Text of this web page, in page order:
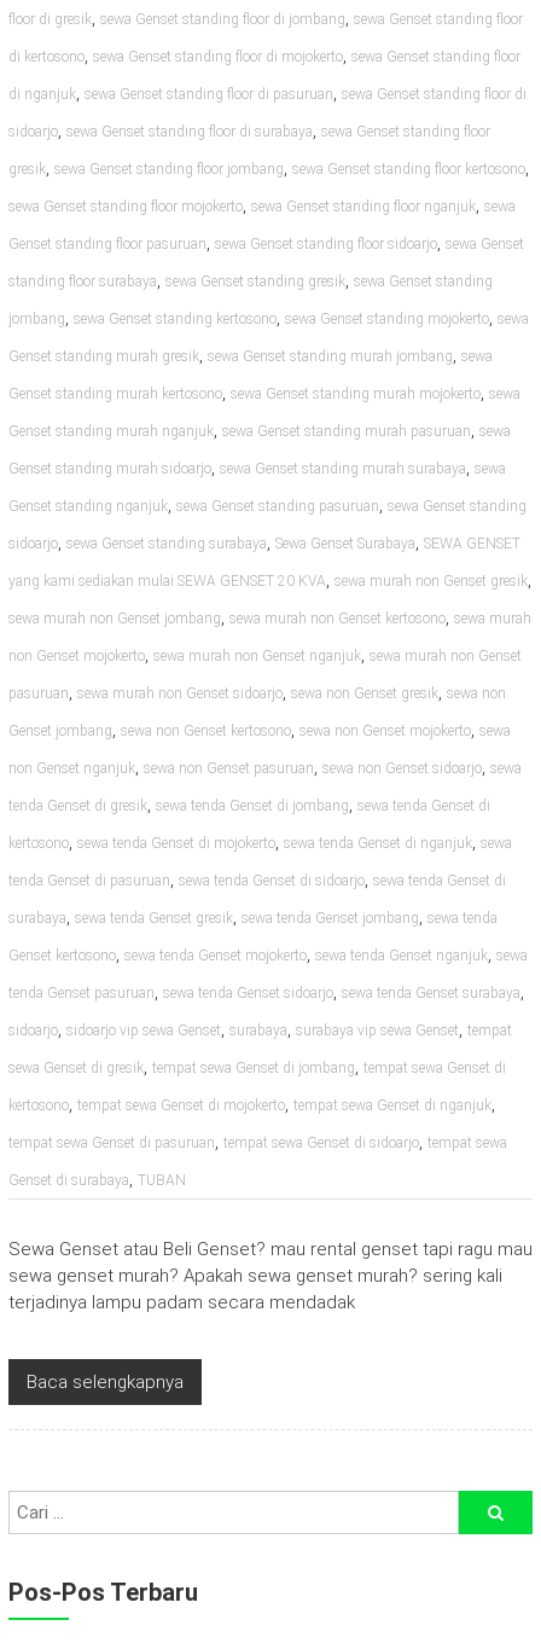
floor di gresik, sewa Genset standing floor di jombang, sewa Genset standing floor
di kertosono, sewa Genset standing floor di mojokerto, sewa Genset standing floor
di nganjuk, sewa Genset standing floor di pasuruan, sewa Genset standing floor di
sidoarjo, sewa Genset standing floor di surabaya, sewa Genset standing floor
gresik, sewa Genset standing floor jombang, sewa Genset standing floor kertosono,
sewa Genset standing floor mojokerto, sewa Genset standing floor nganjuk, sewa
Genset standing floor pasuruan, sewa Genset standing floor sidoarjo, sewa Genset
standing floor surabaya, sewa Genset standing gresik, sewa Genset standing
jombang, sewa Genset standing kertosono, sewa Genset standing mojokerto, sewa
Genset standing murah gresik, sewa Genset standing murah jombang, sewa
Genset standing murah kertosono, sewa Genset standing murah mojokerto, sewa
Genset standing murah nganjuk, sewa Genset standing murah pasuruan, sewa
Genset standing murah sidoarjo, sewa Genset standing murah surabaya, sewa
Genset standing nganjuk, sewa Genset standing pasuruan, sewa Genset standing
sidoarjo, sewa Genset standing surabaya, Sewa Genset Surabaya, SEWA GENSET
yang kami sediakan mulai SEWA GENSET 20 KVA, sewa murah non Genset gresik,
sewa murah non Genset jombang, sewa murah non Genset kertosono, sewa murah
non Genset mojokerto, sewa murah non Genset nganjuk, sewa murah non Genset
pasuruan, sewa murah non Genset sidoarjo, sewa non Genset gresik, sewa non
Genset jombang, sewa non Genset kertosono, sewa non Genset mojokerto, sewa
non Genset nganjuk, sewa non Genset pasuruan, sewa non Genset sidoarjo, sewa
tenda Genset di gresik, sewa tenda Genset di jombang, sewa tenda Genset di
kertosono, sewa tenda Genset di mojokerto, sewa tenda Genset di nganjuk, sewa
tenda Genset di pasuruan, sewa tenda Genset di sidoarjo, sewa tenda Genset di
surabaya, sewa tenda Genset gresik, sewa tenda Genset jombang, sewa tenda
Genset kertosono, sewa tenda Genset mojokerto, sewa tenda Genset nganjuk, sewa
tenda Genset pasuruan, sewa tenda Genset sidoarjo, sewa tenda Genset surabaya,
sidoarjo, sidoarjo vip sewa Genset, surabaya, surabaya vip sewa Genset, tempat
sewa Genset di gresik, tempat sewa Genset di jombang, tempat sewa Genset di
kertosono, tempat sewa Genset di mojokerto, tempat sewa Genset di nganjuk,
tempat sewa Genset di pasuruan, tempat sewa Genset di sidoarjo, tempat sewa
Genset di surabaya, TUBAN
Sewa Genset atau Beli Genset? mau rental genset tapi ragu mau
sewa genset murah? Apakah sewa genset murah? sering kali
terjadinya lampu padam secara mendadak
Baca selengkapnya
Pos-Pos Terbaru